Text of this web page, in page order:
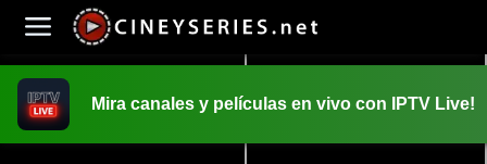
Mira canales y películas en vivo con IPTV Live!